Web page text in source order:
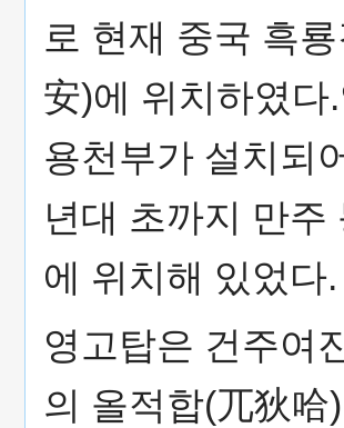
로 현재 중국 흑
安)에 위치하였
용천부가 설치되
년대 초까지 만
에 위치해 있었다.
영고탑은 건주여
의 올적합(兀狄